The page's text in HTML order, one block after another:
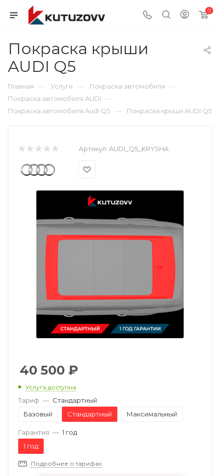
0
Покраска крыши
AUDI Q5
Главная — Услуги — Покраска автомобиля —
Покраска автомобиля AUDI —
Покраска автомобиля Audi Q5 — Покраска крыши AUDI Q5
Артикул: AUDI_Q5_KRYSHA
40 500 ₽
Услуга доступна
Тариф — Стандартный
Базовый
Стандартный Максимальный
Гарантия — 1 год
1 год
Подробнее о тарифах